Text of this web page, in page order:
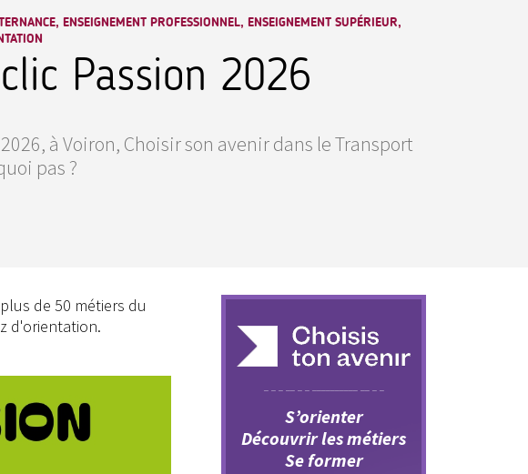
ENSEIGNEMENT PROFESSIONNEL, ENSEIGNEMENT SUPÉRIEUR,
Passion 2026
à Voiron, Choisir son avenir dans le Transport
pas ?
de 50 métiers du
d'orientation.
S’orienter
Découvrir les métiers
Se former